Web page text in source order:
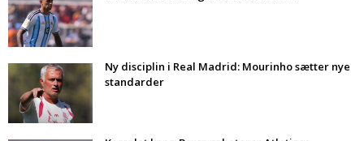
Ny disciplin i Real Madrid: Mourinho sætter nye
standarder